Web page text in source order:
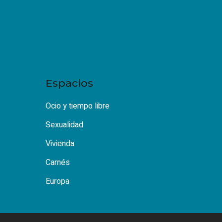
Espacios
Ocio y tiempo libre
Sexualidad
Vivienda
Carnés
Europa